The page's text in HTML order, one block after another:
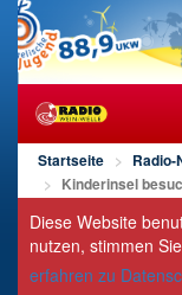
Startseite Radio-
Kinderinsel
Diese Website
nutzen, stimmen
erfahren zu